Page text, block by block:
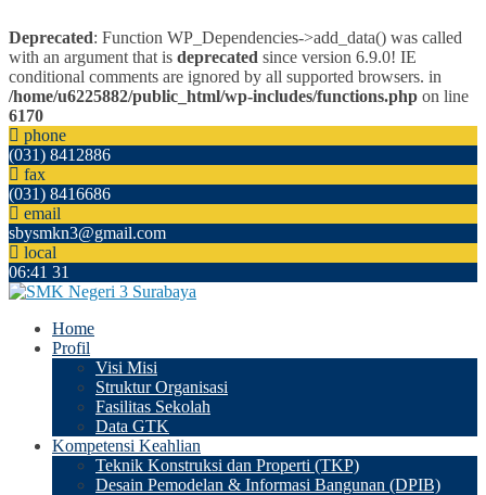
Deprecated: Function WP_Dependencies->add_data() was called
with an argument that is deprecated since version 6.9.0! IE
conditional comments are ignored by all supported browsers. in
/home/u6225882/public_html/wp-includes/functions.php on line
6170
phone
(031) 8412886
fax
(031) 8416686
email
sbysmkn3@gmail.com
local
06:41 31
Home
Profil
Visi Misi
Struktur Organisasi
Fasilitas Sekolah
Data GTK
Kompetensi Keahlian
Teknik Konstruksi dan Properti (TKP)
Desain Pemodelan & Informasi Bangunan (DPIB)